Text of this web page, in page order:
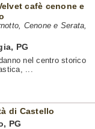
cafè cenone e
Cenone e Serata,
, PG
nel centro storico
...
di Castello
, PG